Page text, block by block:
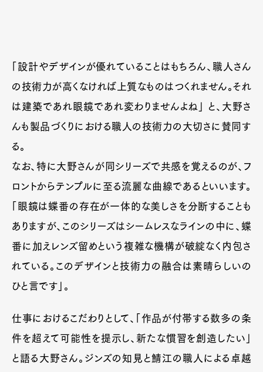
「設計やデザインが優れていることはもちろん、職人さん
の技術力が高くなければ上質なものはつくれません。それ
は建築であれ眼鏡であれ変わりませんよね」 と、大野さ
んも製品づくりにおける職人の技術力の大切さに賛同す
る。
なお、特に大野さんが同シリーズで共感を覚えるのが、フ
ロントからテンプルに至る流麗な曲線であるといいます。
「眼鏡は蝶番の存在が一体的な美しさを分断することも
ありますが、このシリーズはシームレスなラインの中に、蝶
番に加えレンズ留めという複雑な機構が破綻なく内包さ
れている。このデザインと技術力の融合は素晴らしいの
ひと言です」。
仕事におけるこだわりとして、「作品が付帯する数多の条
件を超えて可能性を提示し、新たな慣習を創造したい」
と語る大野さん。ジンズの知見と鯖江の職人による卓越